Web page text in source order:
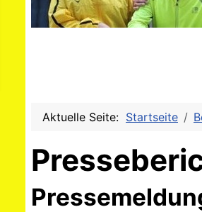
Aktuelle Seite: Startseite